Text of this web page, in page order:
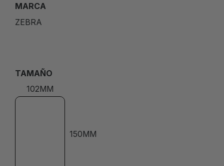
MARCA
ZEBRA
TAMAÑO
102MM
150MM